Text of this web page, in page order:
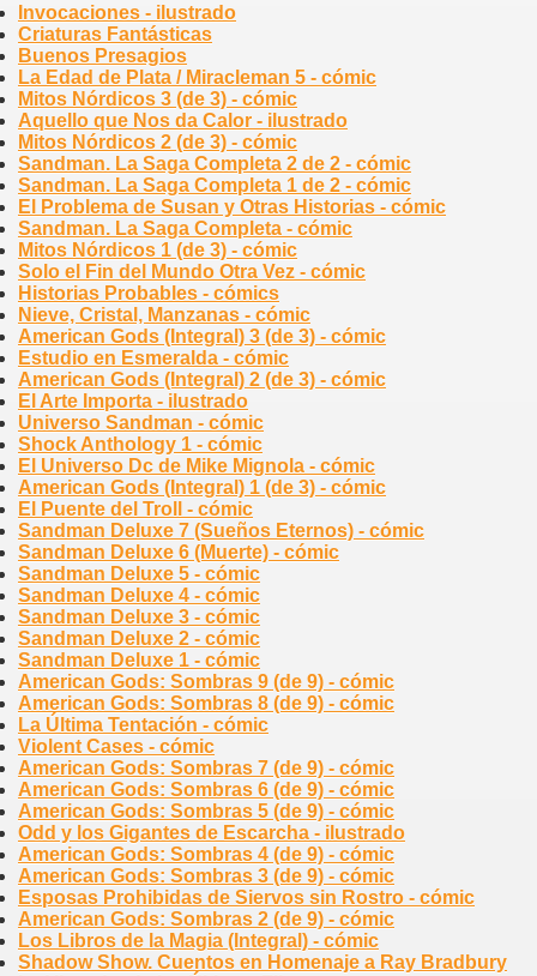
Invocaciones - ilustrado
Criaturas Fantásticas
Buenos Presagios
La Edad de Plata / Miracleman 5 - cómic
Mitos Nórdicos 3 (de 3) - cómic
Aquello que Nos da Calor - ilustrado
Mitos Nórdicos 2 (de 3) - cómic
Sandman. La Saga Completa 2 de 2 - cómic
Sandman. La Saga Completa 1 de 2 - cómic
El Problema de Susan y Otras Historias - cómic
Sandman. La Saga Completa - cómic
Mitos Nórdicos 1 (de 3) - cómic
Solo el Fin del Mundo Otra Vez - cómic
Historias Probables - cómics
Nieve, Cristal, Manzanas - cómic
American Gods (Integral) 3 (de 3) - cómic
Estudio en Esmeralda - cómic
American Gods (Integral) 2 (de 3) - cómic
El Arte Importa - ilustrado
Universo Sandman - cómic
Shock Anthology 1 - cómic
El Universo Dc de Mike Mignola - cómic
American Gods (Integral) 1 (de 3) - cómic
El Puente del Troll - cómic
Sandman Deluxe 7 (Sueños Eternos) - cómic
Sandman Deluxe 6 (Muerte) - cómic
Sandman Deluxe 5 - cómic
Sandman Deluxe 4 - cómic
Sandman Deluxe 3 - cómic
Sandman Deluxe 2 - cómic
Sandman Deluxe 1 - cómic
American Gods: Sombras 9 (de 9) - cómic
American Gods: Sombras 8 (de 9) - cómic
La Última Tentación - cómic
Violent Cases - cómic
American Gods: Sombras 7 (de 9) - cómic
American Gods: Sombras 6 (de 9) - cómic
American Gods: Sombras 5 (de 9) - cómic
Odd y los Gigantes de Escarcha - ilustrado
American Gods: Sombras 4 (de 9) - cómic
American Gods: Sombras 3 (de 9) - cómic
Esposas Prohibidas de Siervos sin Rostro - cómic
American Gods: Sombras 2 (de 9) - cómic
Los Libros de la Magia (Integral) - cómic
Shadow Show. Cuentos en Homenaje a Ray Bradbury